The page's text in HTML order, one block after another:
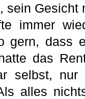
sein Gesicht
immer
gern, dass
das
selbst,
alles